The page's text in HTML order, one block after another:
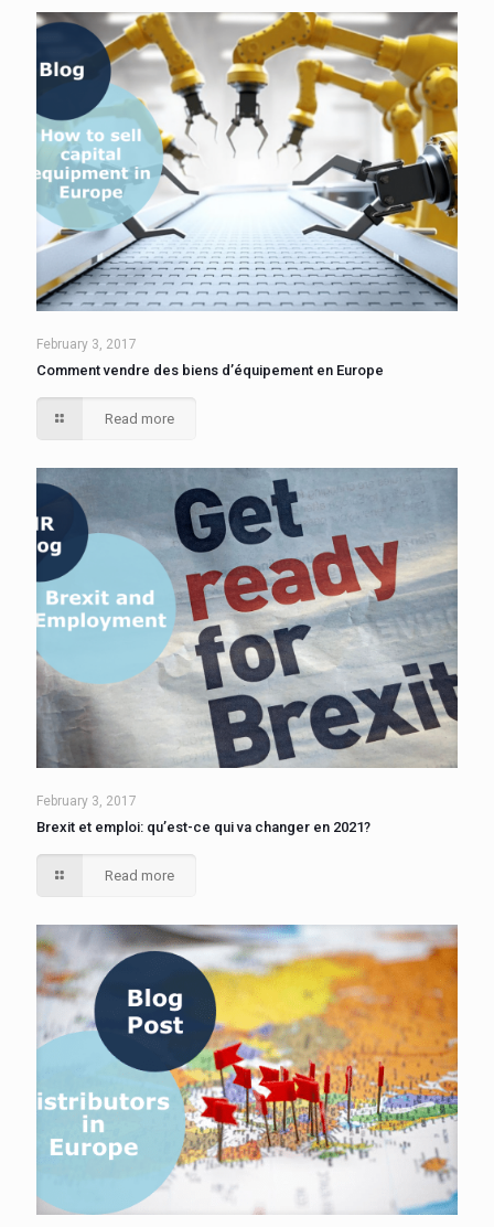
February 3, 2017
Comment vendre des biens d’équipement en Europe
Read more
February 3, 2017
Brexit et emploi: qu’est-ce qui va changer en 2021?
Read more